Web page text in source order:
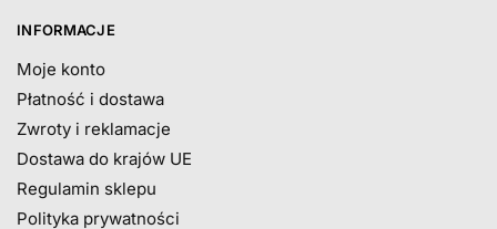
INFORMACJE
Moje konto
Płatność i dostawa
Zwroty i reklamacje
Dostawa do krajów UE
Regulamin sklepu
Polityka prywatności